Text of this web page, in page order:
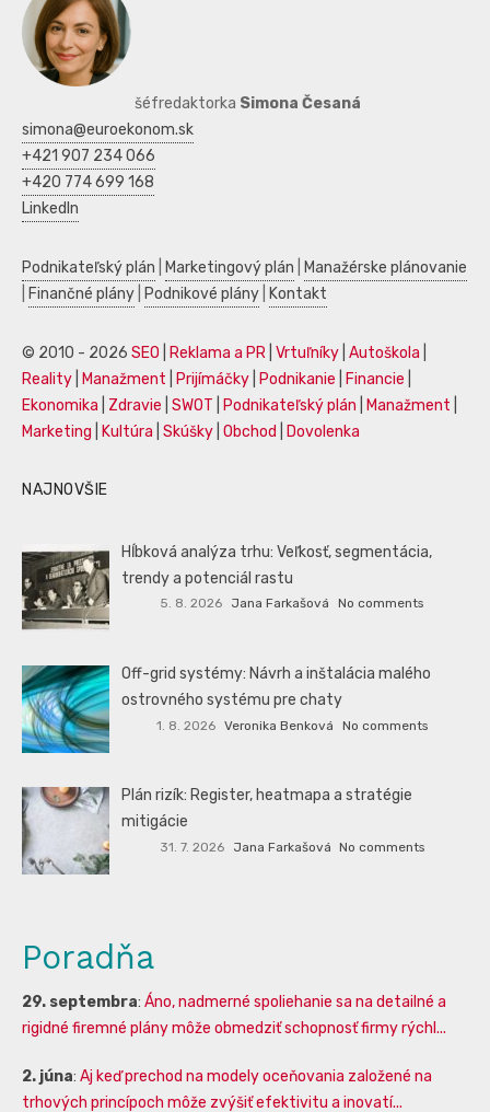
šéfredaktorka Simona Česaná
simona@euroekonom.sk
+421 907 234 066
+420 774 699 168
LinkedIn
Podnikateľský plán Marketingový plán
Manažérske plánovanie
Finančné plány Podnikové plány Kontakt
© 2010 - 2026 SEO Reklama a PR Vrtuľníky Autoškola
Reality
Manažment Prijímáčky Podnikanie Financie
Ekonomika
Zdravie SWOT Podnikateľský plán Manažment
Marketing
Kultúra Skúšky Obchod Dovolenka
NAJNOVŠIE
Hĺbková analýza trhu: Veľkosť, segmentácia,
trendy a potenciál rastu
5. 8. 2026 Jana Farkašová No comments
Off-grid systémy: Návrh a inštalácia malého
ostrovného systému pre chaty
1. 8. 2026 Veronika Benková No comments
Plán rizík: Register, heatmapa a stratégie
mitigácie
31. 7. 2026 Jana Farkašová No comments
Poradňa
29. septembra: Áno, nadmerné spoliehanie sa na detailné a
rigidné firemné plány môže obmedziť schopnosť firmy rýchl...
2. júna: Aj keď prechod na modely oceňovania založené na
trhových princípoch môže zvýšiť efektivitu a inovatí...